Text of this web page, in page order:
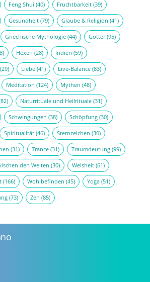
Feng Shui (40) Fruchtbarkeit(39)
Gesundheit(79) Glaube & Religion (41)
Griechische Mythologie(44) Götter(95)
Hexen (28) Indien (59)
Liebe(41) Live-Balance(83)
Meditation (124) Mythen (48)
Naturrituale und Heilrituale(31)
Schwingungen (38) Schöpfung(30)
Spiritualität(46) Sternzeichen (30)
(31) Trance(31) Traumdeutung(99)
den Welten (30) Weisheit(61)
(166) Wohlbefinden (45) Yoga(51)
(73) Zen (85)